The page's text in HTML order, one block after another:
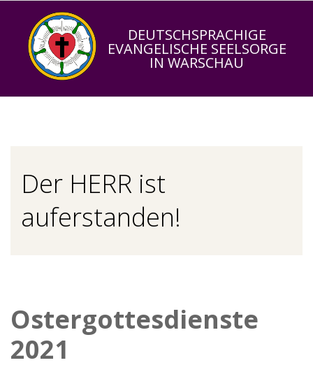
content
DEUTSCHSPRACHIGE
EVANGELISCHE SEELSORGE
IN WARSCHAU
Der HERR ist
auferstanden!
Ostergottesdienste
2021